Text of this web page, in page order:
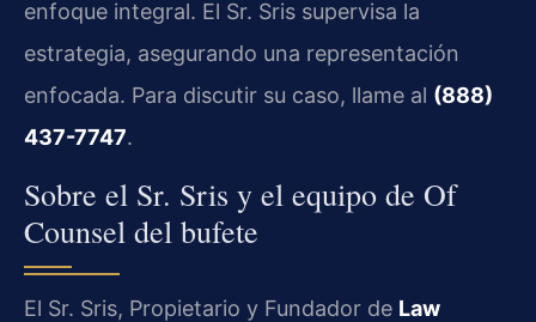
enfoque integral. El Sr. Sris supervisa la
estrategia, asegurando una representación
enfocada. Para discutir su caso, llame al (888)
437-7747.
Sobre el Sr. Sris y el equipo de Of
Counsel del bufete
El Sr. Sris, Propietario y Fundador de Law